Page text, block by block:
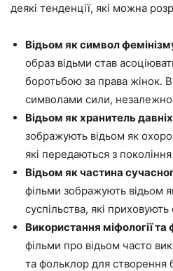
деякі тенденції, які можна
Відьом як символ
образ відьми став
боротьбою за права жінок.
символами сили,
Відьом як хранитель
зображують відьом як
які передаються з
Відьом як частина
фільми зображують відьом
суспільства, які
Використання міфології
фільми про відьом часто
та фольклор для створення